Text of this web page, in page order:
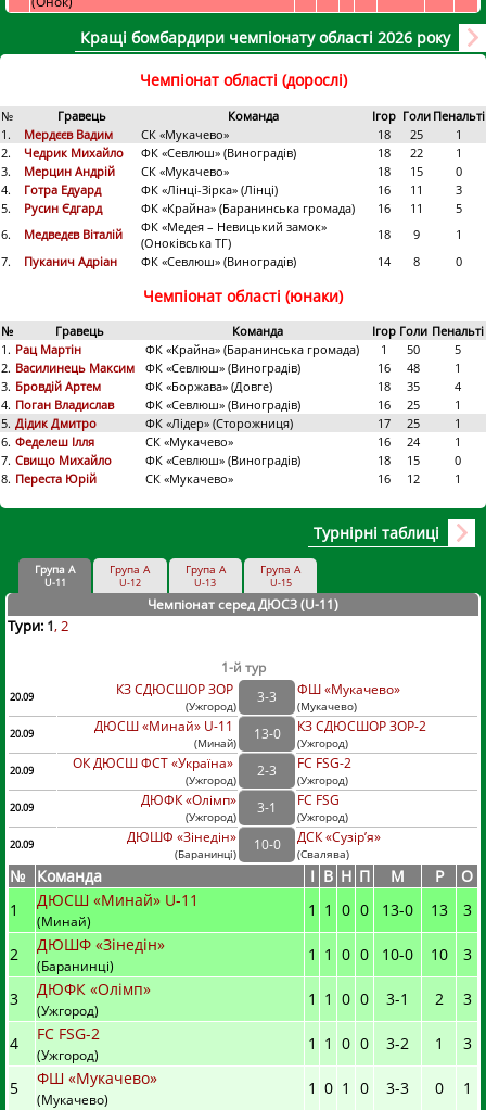
Кращі бомбардири чемпіонату області 2026 року
Чемпіонат області (дорослі)
№ Гравець Команда Ігор Голи Пенальті
1.
Мердєєв Вадим СК «Мукачево» 18 25
1
2.
Чедрик Михайло ФК «Севлюш» (Виноградів) 18 22
1
3.
Мерцин Андрій СК «Мукачево» 18 15
0
4.
Готра Едуард ФК «Лінці-Зірка» (Лінці) 16 11
3
5.
Русин Єдгард ФК «Крайна» (Баранинська громада) 16 11
5
6.
Медведєв Віталій
ФК «Медея – Невицький замок»
(Оноківська ТГ)
18 9
1
7.
Пуканич Адріан ФК «Севлюш» (Виноградів) 14 8 0
Чемпіонат області (юнаки)
№ Гравець Команда Ігор Голи Пенальті
1. Рац Мартін ФК «Крайна» (Баранинська громада) 1 50
5
2. Василинець Максим ФК «Севлюш» (Виноградів) 16 48
1
3. Бровдій Артем ФК «Боржава» (Довге) 18 35
4
4. Поган Владислав ФК «Севлюш» (Виноградів) 16 25
1
5. Дідик Дмитро ФК «Лідер» (Сторожниця) 17 25
1
6. Феделеш Ілля СК «Мукачево» 16 24
1
7. Свищо Михайло ФК «Севлюш» (Виноградів) 18 15
0
8. Переста Юрій СК «Мукачево» 16 12 1
Турнірні таблиці
Група А
U-11
Група А
U-12
Група А
U-13
Група А
U-15
Чемпіонат серед ДЮСЗ (U-11)
Тури: 1 2
1-й тур
20.09 КЗ СДЮСШОР ЗОР
(Ужгород)
3-3 ФШ «Мукачево»
(Мукачево)
20.09
ДЮСШ «Минай» U-11
(Минай)
13-0 КЗ СДЮСШОР ЗОР-2
(Ужгород)
20.09
ОК ДЮСШ ФСТ «Україна»
(Ужгород)
2-3 FC FSG-2
(Ужгород)
20.09
ДЮФК «Олімп»
(Ужгород)
3-1 FC FSG
(Ужгород)
20.09
ДЮШФ «Зінедін»
(Баранинці)
10-0 ДСК «Сузір’я»
(Свалява)
№ Команда I В Н П М Р
О
1
ДЮСШ «Минай» U-11
(Минай)
1 1 0 0 13-0 13 3
2 ДЮШФ «Зінедін»
(Баранинці)
1 1 0 0 10-0 10 3
3 ДЮФК «Олімп»
(Ужгород)
1 1 0 0 3-1 2 3
4 FC FSG-2
(Ужгород)
1 1 0 0 3-2 1 3
5 ФШ «Мукачево»
(Мукачево)
1 0 1 0 3-3 0 1